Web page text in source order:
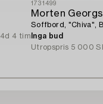
4d 4 tim
1731499
Morten
Soffbord, "Chiva",
Inga bud
Utropspris 5 000